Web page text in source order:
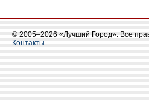
© 2005–2026 «Лучший Город». Все
Контакты